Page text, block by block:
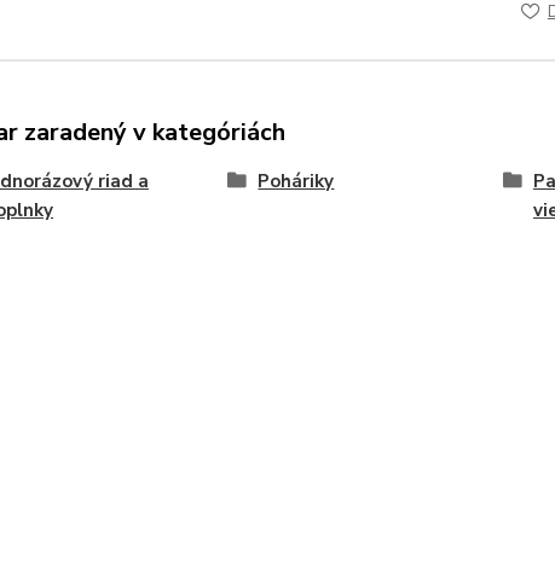
zaradený v kategóriách
riad a
Poháriky